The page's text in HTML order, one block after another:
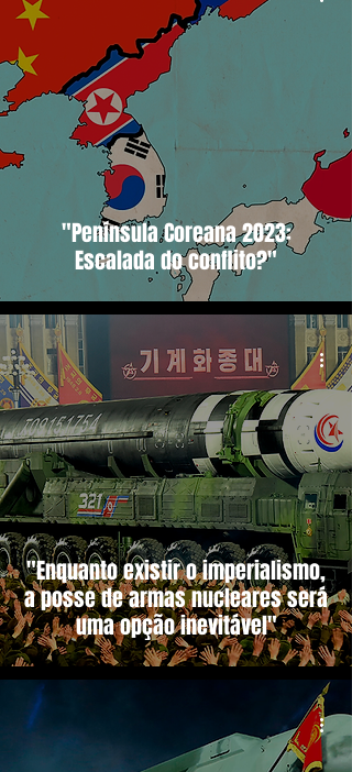
"Península Coreana 2023:
Escalada do conflito?"
"Enquanto existir o imperialismo,
a posse de armas nucleares será
uma opção inevitável"